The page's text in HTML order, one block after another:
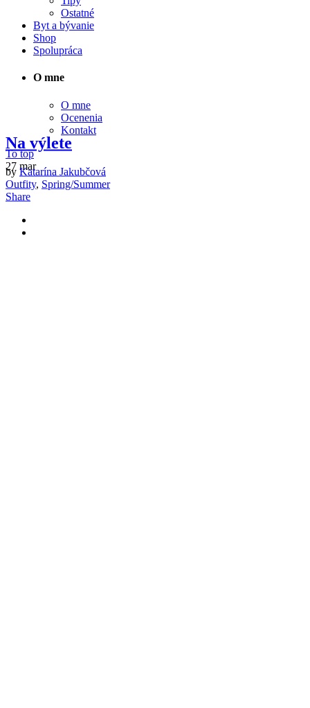
Ostatné
Byt a bývanie
Shop
Spolupráca
O mne
O mne
Ocenenia
Kontakt
To top
27 mar
Na výlete
by Katarína Jakubčová
Outfity, Spring/Summer
Share